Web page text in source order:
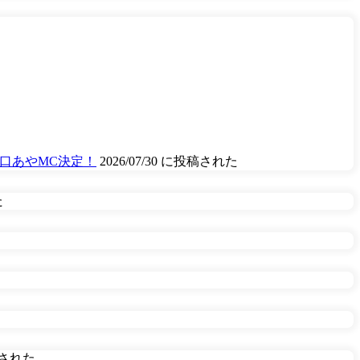
あやMC決定！ 2026/07/30 に投稿された